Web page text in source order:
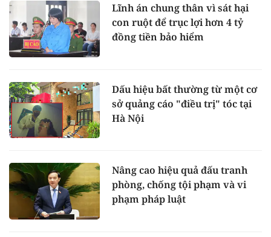
Lĩnh án chung thân vì sát hại
con ruột để trục lợi hơn 4 tỷ
đồng tiền bảo hiểm
Dấu hiệu bất thường từ một cơ
sở quảng cáo "điều trị" tóc tại
Hà Nội
Nâng cao hiệu quả đấu tranh
phòng, chống tội phạm và vi
phạm pháp luật